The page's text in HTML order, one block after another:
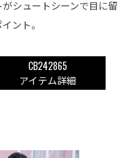
シュートシーンで目に留
ント。
CB242865
アイテム詳細